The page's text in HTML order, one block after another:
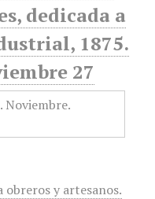
dedicada a
1875.
27
obreros y artesanos.